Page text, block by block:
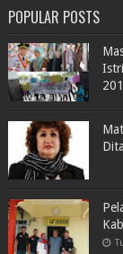
POPULAR POSTS